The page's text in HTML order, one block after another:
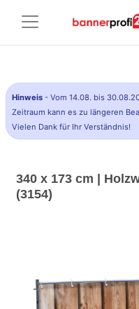
Hinweis - Vom 14.08. bis
Zeitraum kann es zu längeren
Vielen Dank für Ihr Verständnis!
340 x 173 cm |
(3154)